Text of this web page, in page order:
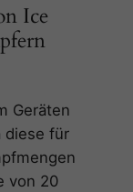
Ice
Geräten
diese für
von 20